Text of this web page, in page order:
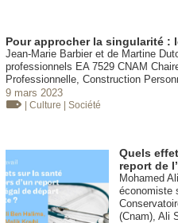
Pour approcher la singularité
Jean-Marie Barbier et de Martine
professionnels EA 7529 CNAM
Professionnelle, Construction
9 mars 2023
| Culture | Société
Quels
report de
Mohamed
économiste
(Cnam), Ali